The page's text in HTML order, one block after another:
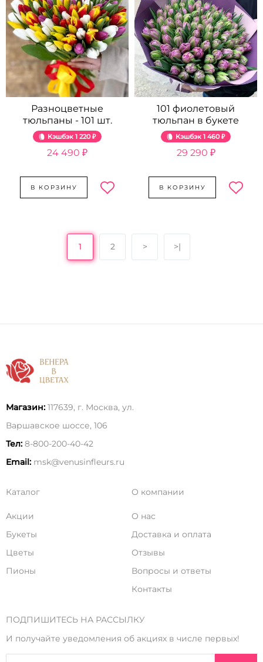
Разноцветные
тюльпаны - 101 шт.
Кэшбэк 1 220 ₽
24 490 ₽
В КОРЗИНУ
101 фиолетовый
тюльпан в букете
Кэшбэк 1 460 ₽
29 290 ₽
В КОРЗИНУ
1 2 > >|
Магазин: 117639, г. Москва, ул.
Варшавское шоссе, 106
Тел: 8-800-200-40-42
Email: msk@venusinfleurs.ru
Каталог
Акции
Букеты
Цветы
Пионы
О компании
О нас
Доставка и оплата
Отзывы
Вопросы и ответы
Контакты
ПОДПИШИТЕСЬ НА РАССЫЛКУ
И получайте уведомления об акциях в числе первых!